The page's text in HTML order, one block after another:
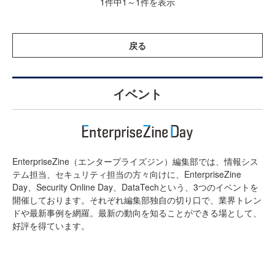
戻る
イベント
EnterpriseZine（エンタープライズジン）編集部では、情報シス
テム担当、セキュリティ担当の方々向けに、EnterpriseZine
Day、Security Online Day、DataTechという、3つのイベントを
開催しております。それぞれ編集部独自の切り口で、業界トレン
ドや最新事例を網羅。最新の動向を知ることができる場として、
好評を得ています。